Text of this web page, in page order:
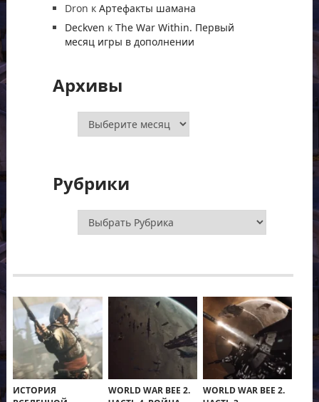
Dron к Артефакты шамана
Deckven к The War Within. Первый
месяц игры в дополнении
Архивы
Архивы
Рубрики
Рубрики
ИСТОРИЯ
WORLD WAR BEE 2.
WORLD WAR BEE 2.